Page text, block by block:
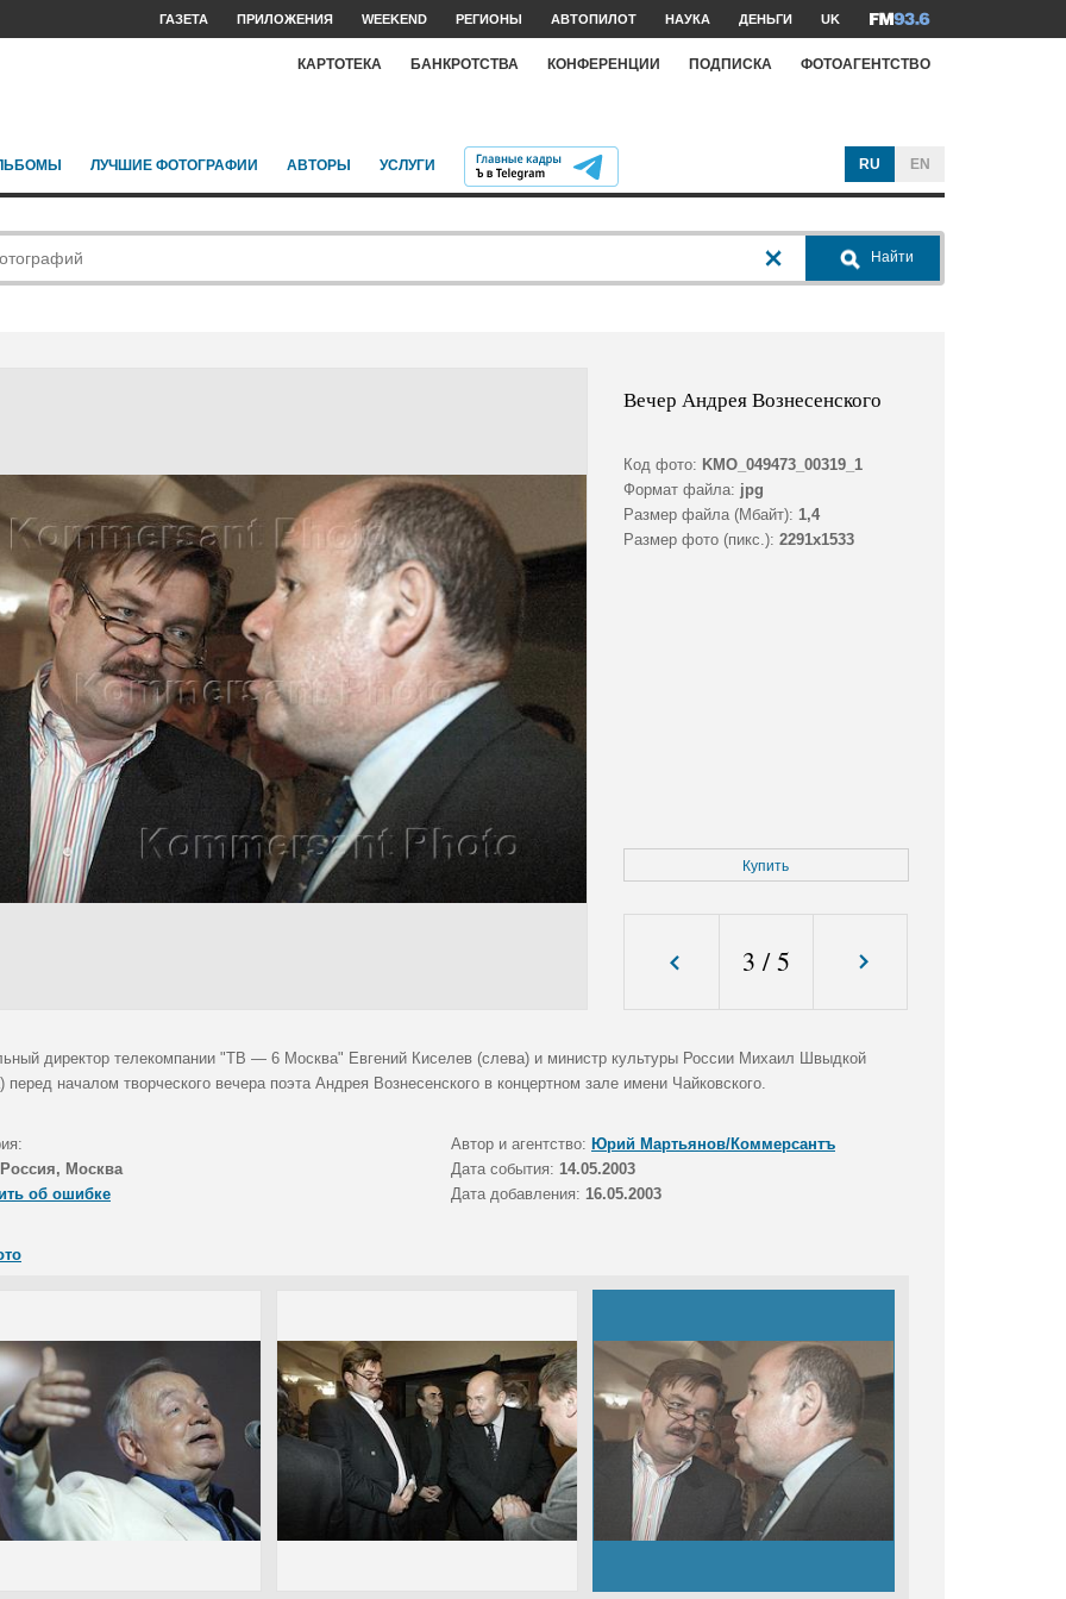
ГАЗЕТА ПРИЛОЖЕНИЯ WEEKEND РЕГИОНЫ АВТОПИЛОТ НАУКА ДЕНЬГИ UK
КАРТОТЕКА БАНКРОТСТВА КОНФЕРЕНЦИИ ПОДПИСКА ФОТОАГЕНТСТВО
ЛУЧШИЕ ФОТОГРАФИИ АВТОРЫ УСЛУГИ RU EN
Найти
Вечер Андрея Вознесенского
Код фото: KMO_049473_00319_1
Формат файла: jpg
Размер файла (Мбайт): 1,4
Размер фото (пикс.): 2291x1533
Купить
3 /5
директор телекомпании "ТВ — 6 Москва" Евгений Киселев (слева) и министр культуры России Михаил Швыдкой
перед началом творческого вечера поэта Андрея Вознесенского в концертном зале имени Чайковского.
Автор и агентство: Юрий Мартьянов/Коммерсантъ
Россия, Москва Дата события: 14.05.2003
об ошибке
Дата добавления: 16.05.2003